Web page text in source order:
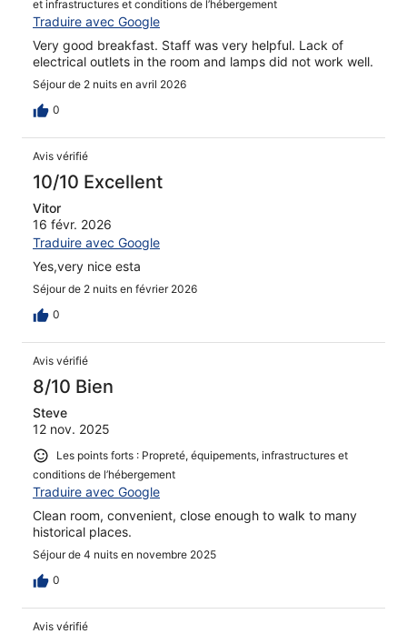
et infrastructures et conditions de l’hébergement
Traduire avec Google
Very good breakfast. Staff was very helpful. Lack of
electrical outlets in the room and lamps did not work well.
Séjour de 2 nuits en avril 2026
0
Avis vérifié
10/10 Excellent
Vitor
16 févr. 2026
Traduire avec Google
Yes,very nice esta
Séjour de 2 nuits en février 2026
0
Avis vérifié
8/10 Bien
Steve
12 nov. 2025
Les points forts : Propreté, équipements, infrastructures et
conditions de l’hébergement
Traduire avec Google
Clean room, convenient, close enough to walk to many
historical places.
Séjour de 4 nuits en novembre 2025
0
Avis vérifié